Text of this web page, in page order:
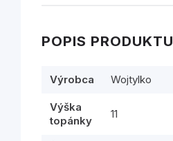
POPIS PRODUKTU
Výrobca Wojtylko
Výška
topánky
11